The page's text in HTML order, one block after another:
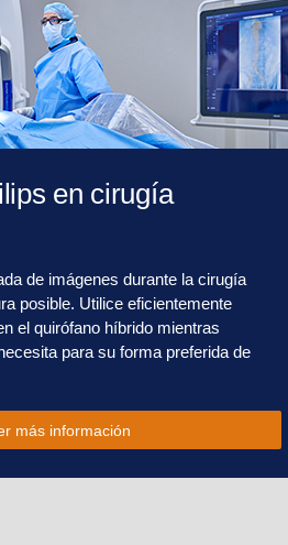
en cirugía
de imágenes durante la cirugía
posible. Utilice eficientemente
el quirófano híbrido mientras
para su forma preferida de
más información